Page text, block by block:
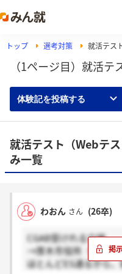
トップ 選考対策 就活テス
（1ページ目）就活
体験記を投稿する
就活テスト（Webテ
み一覧
わおん さん (26卒)
CGAB受けれる穴場
→厚木市役所（ES後に
ほとんどES通るから